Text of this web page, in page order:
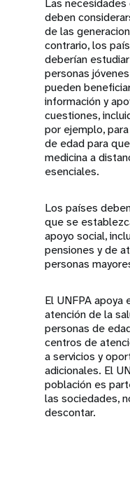
Las
deben
de las
contrario, los
deberían
personas
pueden
información y
cuestiones,
por ejemplo,
de edad para
medicina a
esenciales.
Los países
que se
apoyo social,
pensiones y de
personas
El UNFPA
atención de la
personas de
centros de
a servicios y
adicionales. El
población es
las sociedades,
descontar.